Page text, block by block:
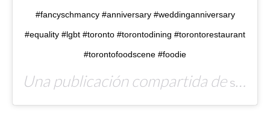
#fancyschmancy #anniversary #weddinganniversary
#equality #lgbt #toronto #torontodining #torontorestaurant
#torontofoodscene #foodie
Una publicación compartida de Stuart